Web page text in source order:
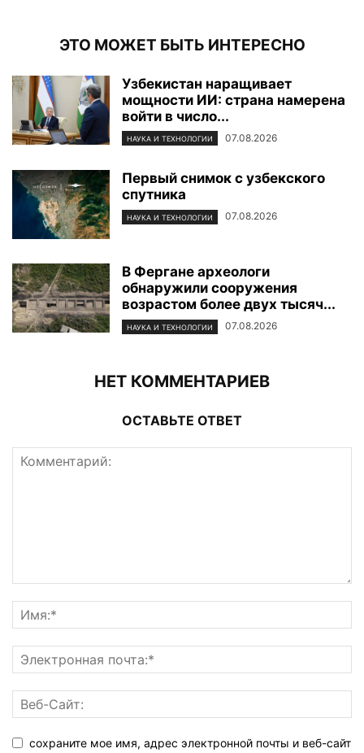
ЭТО МОЖЕТ БЫТЬ ИНТЕРЕСНО
Узбекистан наращивает
мощности ИИ: страна намерена
войти в число...
НАУКА И ТЕХНОЛОГИИ 07.08.2026
Первый снимок с узбекского
спутника
НАУКА И ТЕХНОЛОГИИ 07.08.2026
В Фергане археологи
обнаружили сооружения
возрастом более двух тысяч...
НАУКА И ТЕХНОЛОГИИ 07.08.2026
НЕТ КОММЕНТАРИЕВ
ОСТАВЬТЕ ОТВЕТ
сохраните мое имя, адрес электронной почты и веб-сайт